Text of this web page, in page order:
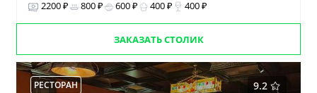
2200 ₽
800 ₽ 600 ₽ 400 ₽ 400 ₽
ЗАКАЗАТЬ СТОЛИК
9.2
РЕСТОРАН